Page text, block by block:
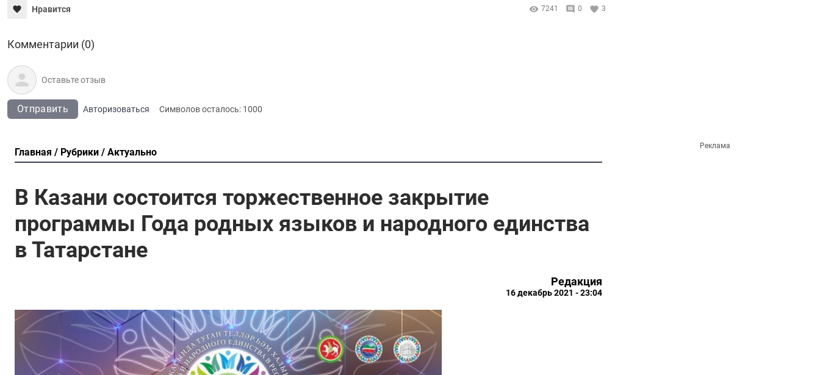
Нравится 7241 0 3
Комментарии (0)
Отправить Авторизоваться Символов осталось: 1000
Главная Рубрики Актуально
В Казани состоится торжественное закрытие
программы Года родных языков и народного единства
в Татарстане
Редакция
16 декабрь 2021 - 23:04
Реклама